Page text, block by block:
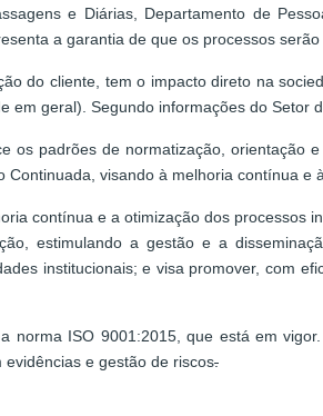
e Diárias, Departamento de
a garantia de que os processos
do cliente, tem o impacto direto na
em geral). Segundo informações do Setor
os padrões de normatização,
visando à melhoria contínua e
contínua e a otimização dos
estimulando a gestão e a
institucionais; e visa promover, com
norma ISO 9001:2015, que está em
e gestão de riscos.